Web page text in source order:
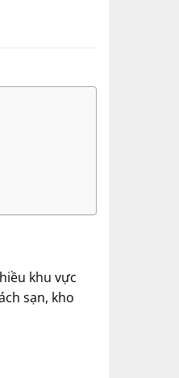
khu vực
sạn, kho